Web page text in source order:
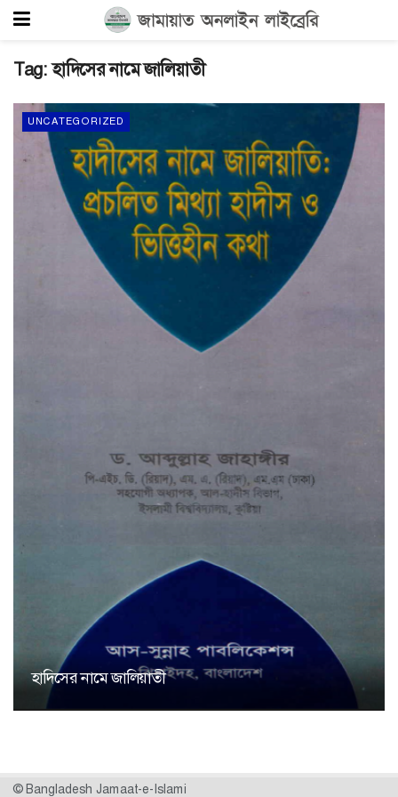
Tag:হাদিসের নামে জালিয়াতী
UNCATEGORIZED
হাদিসের নামে জালিয়াতী
© Bangladesh Jamaat-e-Islami